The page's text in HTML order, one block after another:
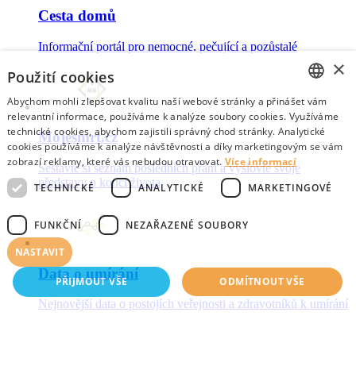
Cesta domů
Informační portál pro nemocné, pečující a pozůstalé
Mojesmrt.cz
Sestavte si seznam posledních přání a vyslovte svoje
představy o konci života
Data o umírání
Nejnovější data o postojích veřejnosti a zdravotníků k umírání
CZECH
ENGLISH
×
Použití cookies
Abychom mohli zlepšovat kvalitu naší webové stránky a přinášet vám
relevantní informace, používáme k analýze soubory cookies. Využíváme
technické cookies, abychom zajistili správný chod stránky. Analytické
cookies používáme k analýze návštěvnosti a díky marketingovým se vám
zobrazí reklamy, které vás nebudou otravovat. Více informací
TECHNICKÉ
ANALYTICKÉ MARKETINGOVÉ
FUNKČNÍ NEZAŘAZENÉ SOUBORY
NASTAVIT
PŘIJMOUT VŠE ODMÍTNOUT VŠE